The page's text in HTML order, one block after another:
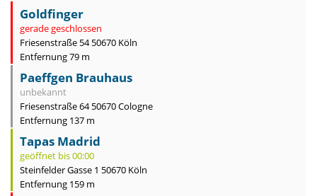
Goldfinger
gerade geschlossen
Friesenstraße 54 50670 Köln
Entfernung 79 m
Paeffgen Brauhaus
unbekannt
Friesenstraße 64 50670 Cologne
Entfernung 137 m
Tapas Madrid
geöffnet bis 00:00
Steinfelder Gasse 1 50670 Köln
Entfernung 159 m